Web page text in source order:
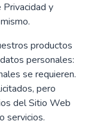
y
productos
personales:
se requieren.
pero
del Sitio Web
servicios.